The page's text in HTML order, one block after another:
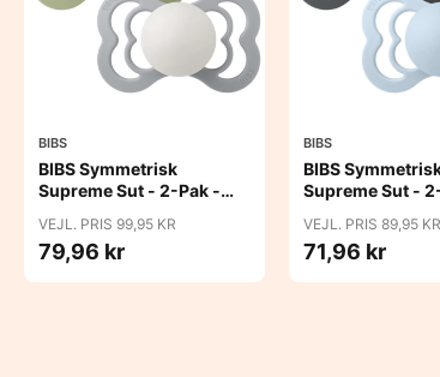
BIBS
BIBS Symmetrisk
Supreme Sut - 2-Pak -
GLOW - Sage/Cloud
VEJL. PRIS 99,95 KR
79,96 kr
BIBS
BIBS
Supreme Sut -
Iron/Baby Blue
VEJL. PRIS 89,95 KR
71,96 kr